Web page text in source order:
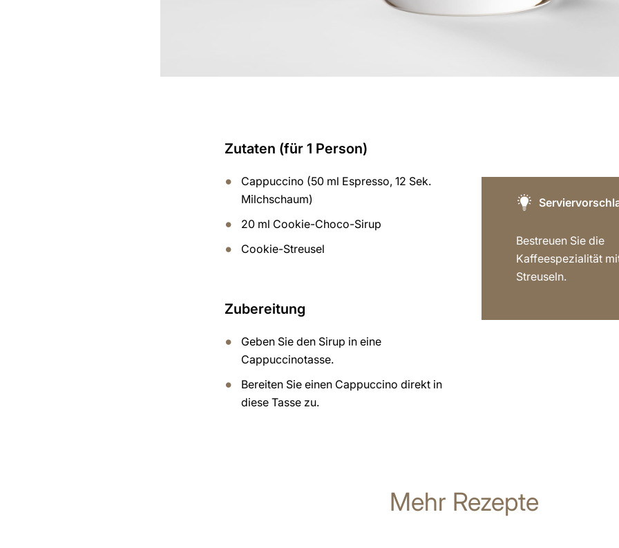
Zutaten (für 1 Person)
Cappuccino (50 ml Espresso, 12 Sek.
Milchschaum)
20 ml Cookie-Choco-Sirup
Cookie-Streusel
Zubereitung
Geben Sie den Sirup in eine
Cappuccinotasse.
Bereiten Sie einen Cappuccino direkt in
diese Tasse zu.
Bestreuen Sie die
Kaffeespezialität
Streuseln.
Mehr Rezepte